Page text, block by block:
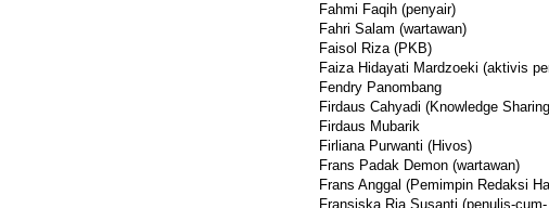
Fahmi Faqih (penyair)
Fahri Salam (wartawan)
Faisol Riza (PKB)
Faiza Hidayati Mardzoeki (aktivis
Fendry Panombang
Firdaus Cahyadi (Knowledge
Firdaus Mubarik
Firliana Purwanti (Hivos)
Frans Padak Demon (wartawan)
Frans Anggal (Pemimpin Redaksi
Fransiska Ria Susanti (penulis-